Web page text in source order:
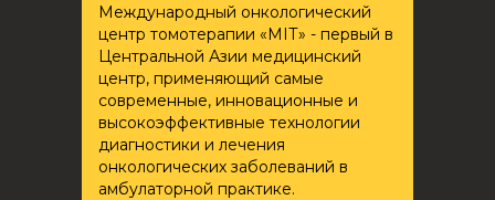
Международный онкологический
центр томотерапии «ҮМІТ» - первый в
Центральной Азии медицинский
центр, применяющий самые
современные, инновационные и
высокоэффективные технологии
диагностики и лечения
онкологических заболеваний в
амбулаторной практике.